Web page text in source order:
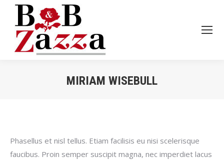
MIRIAM WISEBULL
Phasellus et nisl tellus. Etiam facilisis eu nisi scelerisque
faucibus. Proin semper suscipit magna, nec imperdiet lacus